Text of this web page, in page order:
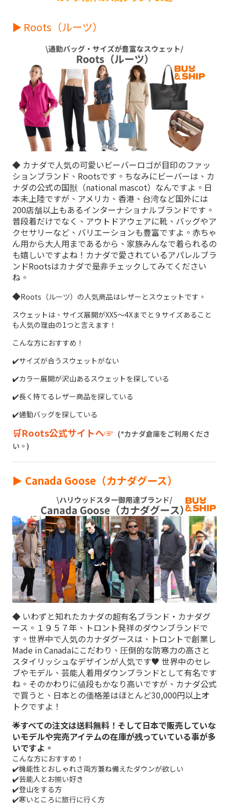
► Roots（ルーツ）
◆ カナダで人気の可愛いビーバーロゴが目印のファッ
ションブランド、Rootsです。ちなみにビーバーは、カ
ナダの公式の国獣（national mascot）なんですよ。日
本未上陸ですが、アメリカ、香港、台湾など国外には
200店舗以上もあるインターナショナルブランドです。
普段着だけでなく、アウトドアウェアに靴、バッグやア
クセサリーなど、バリエーションも豊富ですよ。赤ちゃ
ん用から大人用まであるから、家族みんなで着られるの
も嬉しいですよね！カナダで愛されているアパレルブラ
ンドRootsはカナダで是非チェックしてみてください
ね。
◆Roots（ルーツ）の人気商品はレザーとスウェットです。
スウェットは、サイズ展開がXXS〜4Xまでと９サイズあること
も人気の理由の1つと言えます！
こんな方におすすめ！
✔️サイズが合うスウェットがない
✔️カラー展開が沢山あるスウェットを探している
✔️長く持てるレザー商品を探している
✔️通勤バッグを探している
🛒Roots公式サイトへ☞ (*カナダ倉庫をご利用くださ
い。)
► Canada Goose（カナダグース）
◆ いわずと知れたカナダの超有名ブランド・カナダグ
ース。１９５７年、トロント発祥のダウンブランドで
す。世界中で人気のカナダグースは、トロントで創業し
Made in Canadaにこだわり、圧倒的な防寒力の高さと
スタイリッシュなデザインが人気です♥ 世界中のセレ
ブやモデル、芸能人着用ダウンブランドとして有名です
ね。そのかわりに値段もかなり高いですが、カナダ公式
で買うと、日本との価格差はほとんど30,000円以上オ
トクですよ！
🌟すべての注文は送料無料！そして日本で販売していな
いモデルや完売アイテムの在庫が残っていている事が多
いですよ。
こんな方におすすめ！
✔️機能性とおしゃれさ両方兼ね備えたダウンが欲しい
✔️芸能人とお揃い好き
✔️登山をする方
✔️寒いところに旅行に行く方